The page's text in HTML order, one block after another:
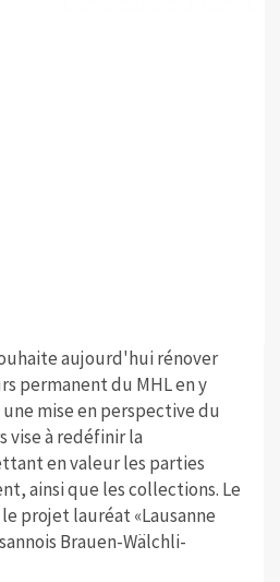
aujourd'hui rénover
permanent du MHL en y
mise en perspective du
vise à redéfinir la
en valeur les parties
ainsi que les collections. Le
projet lauréat «Lausanne
Brauen-Wälchli-